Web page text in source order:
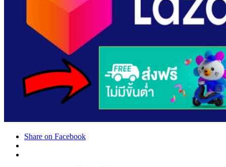
Share on Facebook